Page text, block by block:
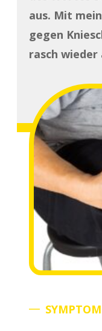
aus. Mit
gegen
rasch wieder